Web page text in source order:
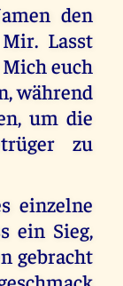
den
Lasst
euch
während
um die
zu
einzelne
ein Sieg,
gebracht